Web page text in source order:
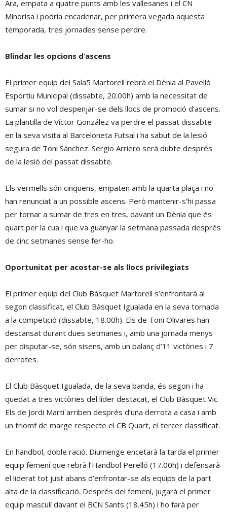
Ara, empata a quatre punts amb les vallesanes i el CN
Minorisa i podria encadenar, per primera vegada aquesta
temporada, tres jornades sense perdre.
Blindar les opcions d’ascens
El primer equip del Sala5 Martorell rebrà el Dènia al Pavelló
Esportiu Municipal (dissabte, 20.00h) amb la necessitat de
sumar si no vol despenjar-se dels llocs de promoció d’ascens.
La plantilla de Víctor González va perdre el passat dissabte
en la seva visita al Barceloneta Futsal i ha sabut de la lesió
segura de Toni Sánchez. Sergio Arriero serà dubte després
de la lesió del passat dissabte.
Els vermells són cinquens, empaten amb la quarta plaça i no
han renunciat a un possible ascens. Però mantenir-s’hi passa
per tornar a sumar de tres en tres, davant un Dènia que és
quart per la cua i que va guanyar la setmana passada després
de cinc setmanes sense fer-ho.
Oportunitat per acostar-se als llocs privilegiats
El primer equip del Club Bàsquet Martorell s’enfrontarà al
segon classificat, el Club Bàsquet Igualada en la seva tornada
a la competició (dissabte, 18.00h). Els de Toni Olivares han
descansat durant dues setmanes i, amb una jornada menys
per disputar-se, són sisens, amb un balanç d’11 victòries i 7
derrotes.
El Club Bàsquet Igualada, de la seva banda, és segon i ha
quedat a tres victòries del líder destacat, el Club Bàsquet Vic.
Els de Jordi Martí arriben després d’una derrota a casa i amb
un triomf de marge respecte el CB Quart, el tercer classificat.
En handbol, doble ració. Diumenge encetarà la tarda el primer
equip femení que rebrà l’Handbol Perelló (17.00h) i defensarà
el liderat tot just abans d’enfrontar-se als equips de la part
alta de la classificació. Després del femení, jugarà el primer
equip masculí davant el BCN Sants (18.45h) i ho farà per